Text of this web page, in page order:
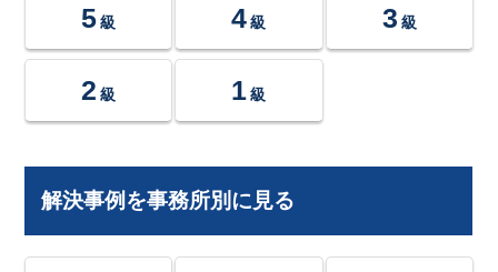
5 級 4 級 3 級
2 級 1 級
解決事例を事務所別に見る